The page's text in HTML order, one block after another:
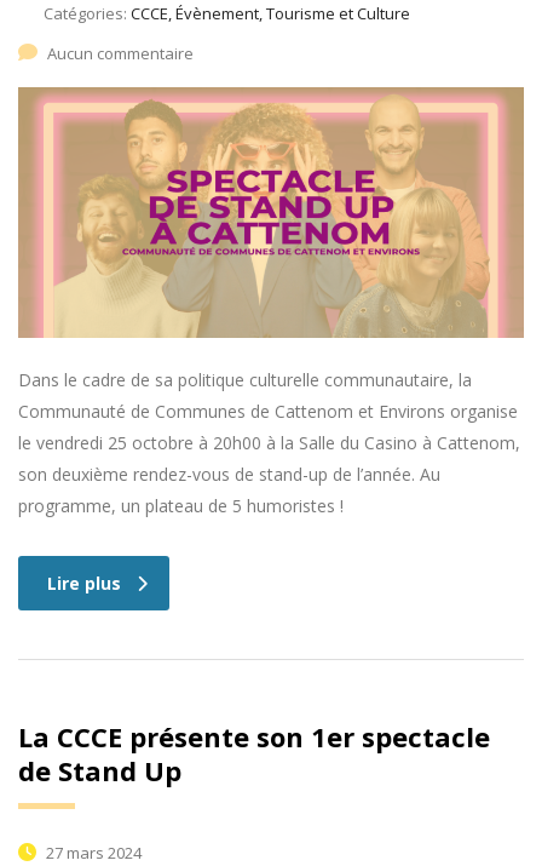
Catégories: CCCE, Évènement, Tourisme et Culture
Aucun commentaire
Dans le cadre de sa politique culturelle communautaire, la
Communauté de Communes de Cattenom et Environs organise
le vendredi 25 octobre à 20h00 à la Salle du Casino à Cattenom,
son deuxième rendez-vous de stand-up de l’année. Au
programme, un plateau de 5 humoristes !
Lire plus
La CCCE présente son 1er spectacle
de Stand Up
27 mars 2024